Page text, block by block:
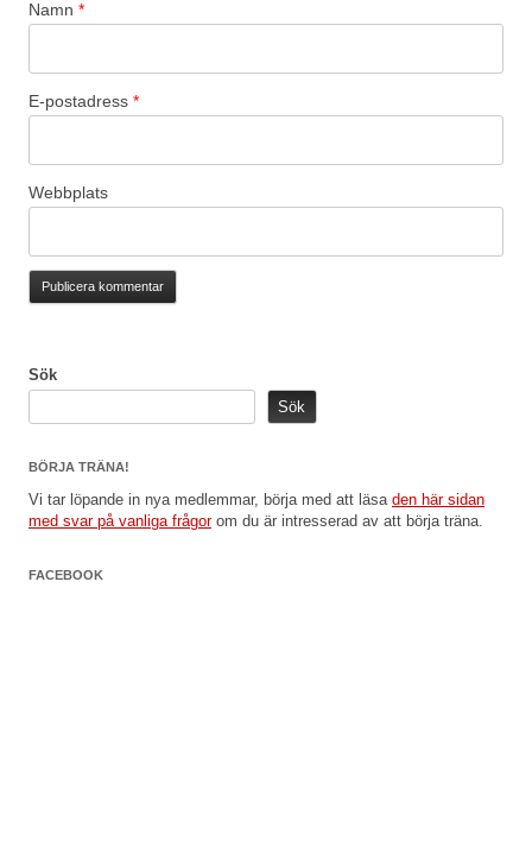
Namn *
E-postadress *
Webbplats
Sök
Sök
BÖRJA TRÄNA!
Vi tar löpande in nya medlemmar, börja med att läsa den här sidan
med svar på vanliga frågorom du är intresserad av att börja träna.
FACEBOOK